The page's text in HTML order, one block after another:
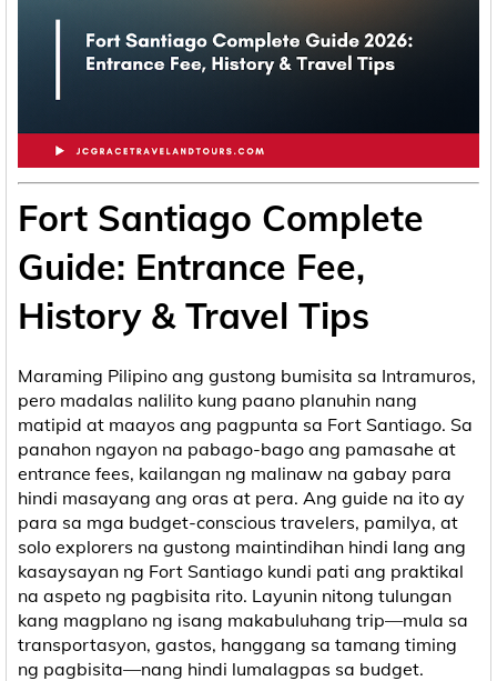
Fort Santiago Complete
Guide: Entrance Fee,
History & Travel Tips
Maraming Pilipino ang gustong bumisita sa Intramuros,
pero madalas nalilito kung paano planuhin nang
matipid at maayos ang pagpunta sa Fort Santiago. Sa
panahon ngayon na pabago-bago ang pamasahe at
entrance fees, kailangan ng malinaw na gabay para
hindi masayang ang oras at pera. Ang guide na ito ay
para sa mga budget-conscious travelers, pamilya, at
solo explorers na gustong maintindihan hindi lang ang
kasaysayan ng Fort Santiago kundi pati ang praktikal
na aspeto ng pagbisita rito. Layunin nitong tulungan
kang magplano ng isang makabuluhang trip—mula sa
transportasyon, gastos, hanggang sa tamang timing
ng pagbisita—nang hindi lumalagpas sa budget.